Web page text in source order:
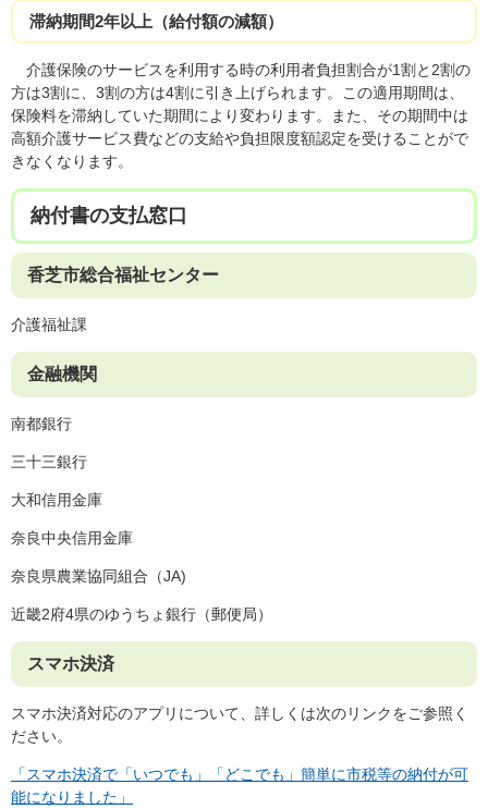
滞納期間2年以上（給付額の減額）
介護保険のサービスを利用する時の利用者負担割合が1割と2割の
方は3割に、3割の方は4割に引き上げられます。この適用期間は、
保険料を滞納していた期間により変わります。また、その期間中は
高額介護サービス費などの支給や負担限度額認定を受けることがで
きなくなります。
納付書の支払窓口
香芝市総合福祉センター
介護福祉課
金融機関
​南都銀行
三十三銀行
大和信用金庫
奈良中央信用金庫
奈良県農業協同組合（JA)
近畿2府4県のゆうちょ銀行（郵便局）
スマホ決済​
スマホ決済対応のアプリについて、詳しくは次のリンクをご参照く
ださい。
「スマホ決済で「いつでも」「どこでも」簡単に市税等の納付が可
能になりました」